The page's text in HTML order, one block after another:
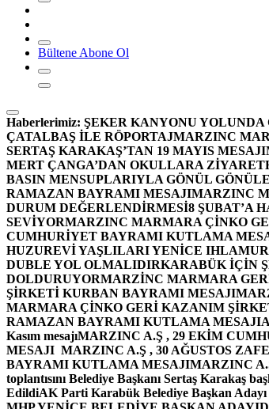
Bültene Abone Ol
Haberlerimiz: ŞEKER KANYONU
ÇATALBAŞ İLE RÖPORTAJMARZINC
SERTAŞ KARAKAŞ’TAN 19 MAYIS MESAJI
MERT ÇANGA’DAN OKULLARA ZİYARET
BASIN MENSUPLARIYLA GÖNÜL
RAMAZAN BAYRAMI MESAJIMARZINC
DURUM DEĞERLENDİRMESİ8 ŞUBAT’A
SEVİYORMARZINC MARMARA ÇİNKO
CUMHURİYET BAYRAMI KUTLAMA
HUZUREVİ YAŞLILARI YENİCE
DUBLE YOL OLMALIDIRKARABÜK İÇİN
DOLDURUYORMARZİNC MARMARA
ŞİRKETİ KURBAN BAYRAMI MESAJI
MARMARA ÇİNKO GERİ KAZANIM
RAMAZAN BAYRAMI KUTLAMA MESAJI
Kasım mesajıMARZINC A.Ş , 29 EKİM
MESAJI MARZINC A.Ş , 30 AĞUSTOS
BAYRAMI KUTLAMA MESAJIMARZINC
toplantısını Belediye Başkanı Sertaş Karakaş
EdildiAK Parti Karabük Belediye Başkan